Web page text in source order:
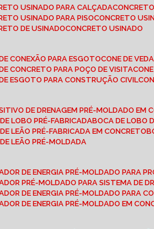
USINADO PARA CALÇADA
USINADO PARA PISO CONCRETO
DE USINADO CONCRETO USINADO
DE CONEXÃO PARA ESGOTO CONE DE
DE CONCRETO PARA POÇO DE VISITA
DE ESGOTO PARA CONSTRUÇÃO CIVIL
DE DRENAGEM PRÉ-MOLDADO EM
DE LOBO PRÉ-FABRICADA BOCA DE LOBO
DE LEÃO PRÉ-FABRICADA EM CONCRETO
DE LEÃO PRÉ-MOLDADA
DE ENERGIA PRÉ-MOLDADO PARA
PRÉ-MOLDADO PARA SISTEMA DE
DE ENERGIA PRÉ-MOLDADO PARA
DE ENERGIA PRÉ-MOLDADO EM